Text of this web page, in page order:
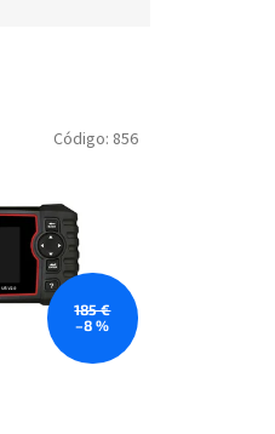
185 €
–8 %
Código: 856